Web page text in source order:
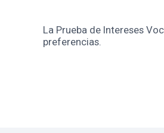
La Prueba de Intereses
preferencias.